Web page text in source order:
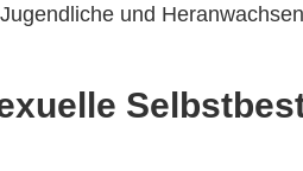
und